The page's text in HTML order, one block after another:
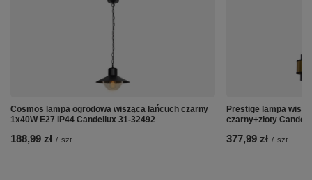
Cosmos lampa ogrodowa wisząca łańcuch czarny
1x40W E27 IP44 Candellux 31-32492
188,99 zł / szt.
Prestige lampa
czarny+złoty
377,99 zł / szt.